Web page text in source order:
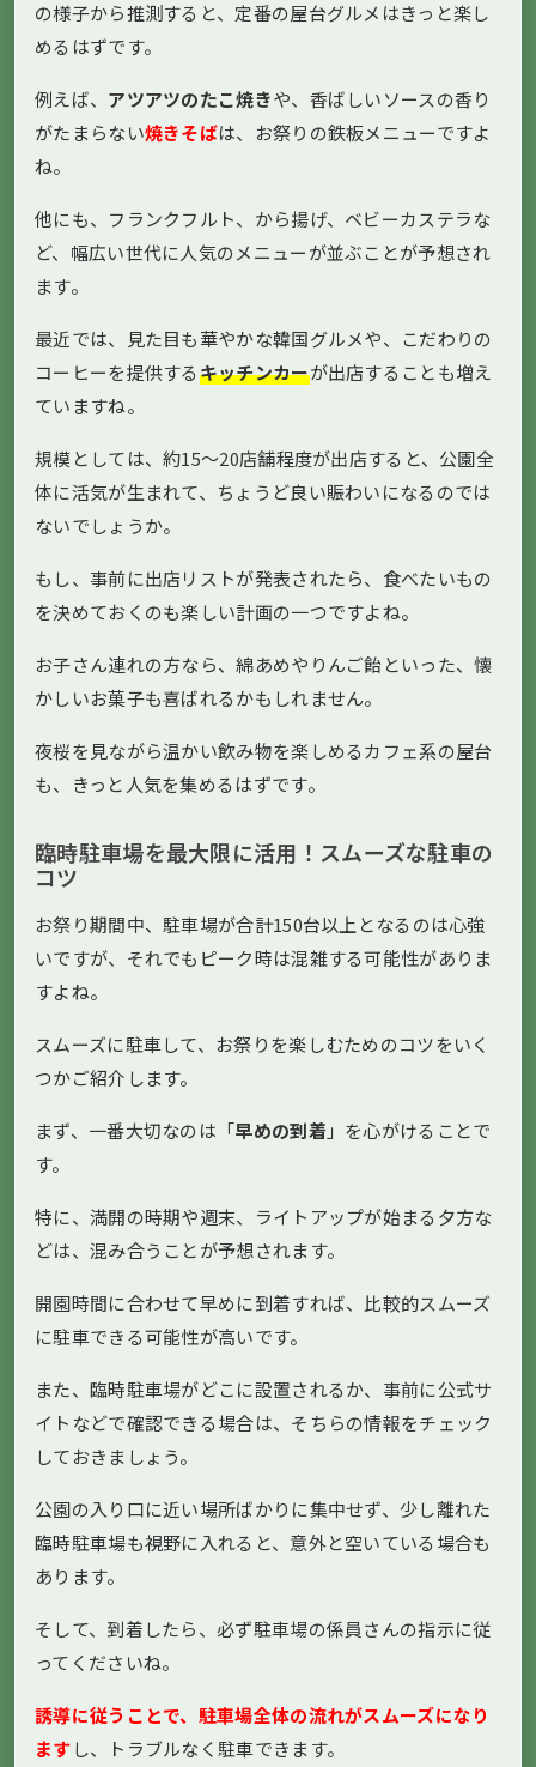
の様子から推測すると、定番の屋台グルメはきっと楽し
めるはずです。
例えば、 アツアツのたこ焼きや、香ばしいソースの香り
がたまらない焼きそばは、お祭りの鉄板メニューですよ
ね。
他にも、フランクフルト、から揚げ、ベビーカステラな
ど、幅広い世代に人気のメニューが並ぶことが予想され
ます。
最近では、見た目も華やかな韓国グルメや、こだわりの
コーヒーを提供するキッチンカーが出店することも増え
ていますね。
規模としては、約15〜20店舗程度が出店すると、公園全
体に活気が生まれて、ちょうど良い賑わいになるのでは
ないでしょうか。
もし、事前に出店リストが発表されたら、食べたいもの
を決めておくのも楽しい計画の一つですよね。
お子さん連れの方なら、綿あめやりんご飴といった、懐
かしいお菓子も喜ばれるかもしれません。
夜桜を見ながら温かい飲み物を楽しめるカフェ系の屋台
も、きっと人気を集めるはずです。
臨時駐車場を最大限に活用！スムーズな駐車の
コツ
お祭り期間中、駐車場が合計150台以上となるのは心強
いですが、それでもピーク時は混雑する可能性がありま
すよね。
スムーズに駐車して、お祭りを楽しむためのコツをいく
つかご紹介します。
まず、一番大切なのは「早めの到着」を心がけることで
す。
特に、満開の時期や週末、ライトアップが始まる夕方な
どは、混み合うことが予想されます。
開園時間に合わせて早めに到着すれば、比較的スムーズ
に駐車できる可能性が高いです。
また、臨時駐車場がどこに設置されるか、事前に公式サ
イトなどで確認できる場合は、そちらの情報をチェック
しておきましょう。
公園の入り口に近い場所ばかりに集中せず、少し離れた
臨時駐車場も視野に入れると、意外と空いている場合も
あります。
そして、到着したら、必ず駐車場の係員さんの指示に従
ってくださいね。
誘導に従うことで、駐車場全体の流れがスムーズになり
ますし、トラブルなく駐車できます。